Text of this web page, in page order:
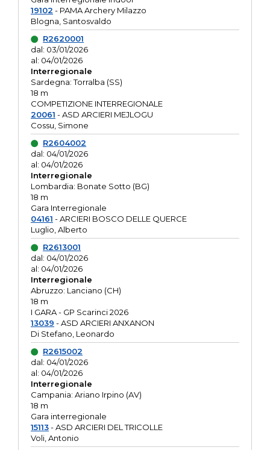
19102 - PAMA Archery Milazzo
Blogna, Santosvaldo
R2620001
dal: 03/01/2026
al: 04/01/2026
Interregionale
Sardegna: Torralba (SS)
18 m
COMPETIZIONE INTERREGIONALE
20061 - ASD ARCIERI MEJLOGU
Cossu, Simone
R2604002
dal: 04/01/2026
al: 04/01/2026
Interregionale
Lombardia: Bonate Sotto (BG)
18 m
Gara Interregionale
04161 - ARCIERI BOSCO DELLE QUERCE
Luglio, Alberto
R2613001
dal: 04/01/2026
al: 04/01/2026
Interregionale
Abruzzo: Lanciano (CH)
18 m
I GARA - GP Scarinci 2026
13039 - ASD ARCIERI ANXANON
Di Stefano, Leonardo
R2615002
dal: 04/01/2026
al: 04/01/2026
Interregionale
Campania: Ariano Irpino (AV)
18 m
Gara interregionale
15113- ASD ARCIERI DEL TRICOLLE
Voli, Antonio